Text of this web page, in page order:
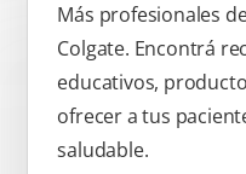
Más profesionales
Colgate. Encontrá
educativos,
ofrecer a tus
saludable.